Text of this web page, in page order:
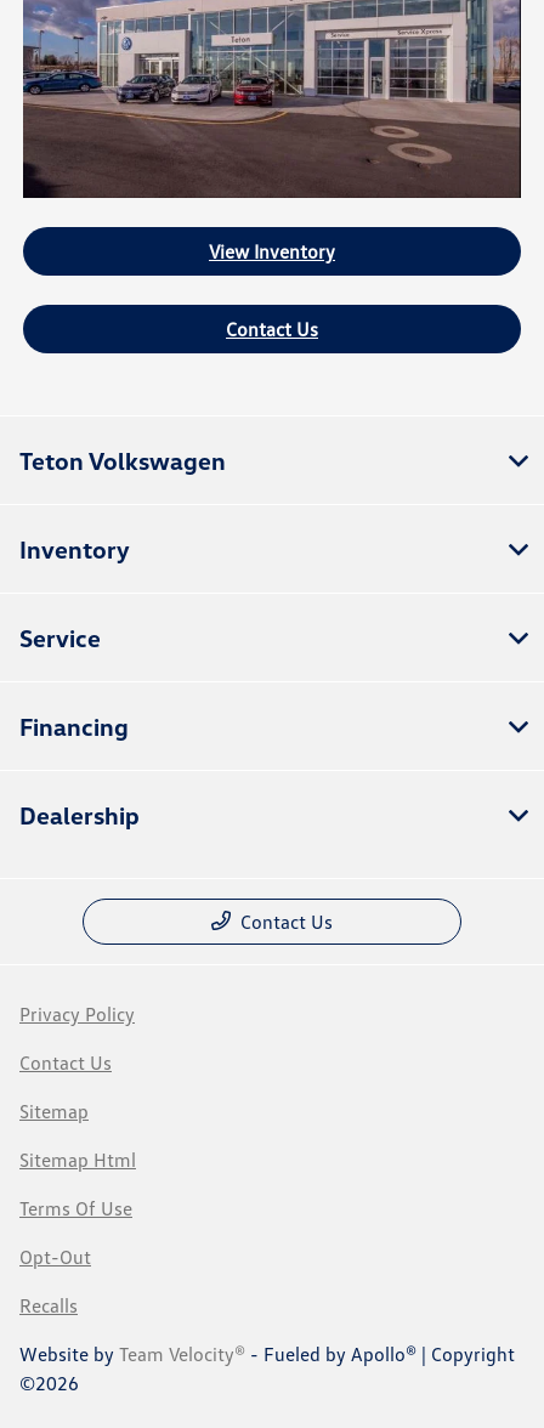
View Inventory
Contact Us
Teton Volkswagen
Inventory
Service
Financing
Dealership
Contact Us
Privacy Policy
Contact Us
Sitemap
Sitemap Html
Terms Of Use
Opt-Out
Recalls
Website by Team Velocity® - Fueled by Apollo® | Copyright
©2026